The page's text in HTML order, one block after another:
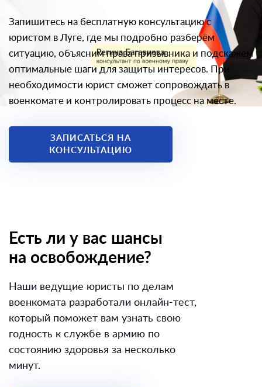
Запишитесь на бесплатную консультацию с
юристом в Луге, где мы подробно разберём
ситуацию, объясним права призывника и подскажем
оптимальные шаги для защиты интересов. При
необходимости юрист сможет сопровождать в
военкомате и контролировать процесс на месте.
ЗАПИСАТЬСЯ НА
КОНСУЛЬТАЦИЮ
Есть ли у вас шансы
на освобождение?
Наши ведущие юристы по делам
военкомата разработали онлайн-тест,
который поможет вам узнать свою
годность к службе в армию по
состоянию здоровья за несколько
минут.